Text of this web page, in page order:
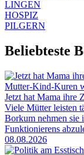
LINGEN
HOSPIZ
PILGERN
Beliebteste
Mutter-Kind-Kuren
Jetzt hat Mama ihre
Viele Mütter leisten
Borkum nehmen sie
Funktionierens
08.08.2026